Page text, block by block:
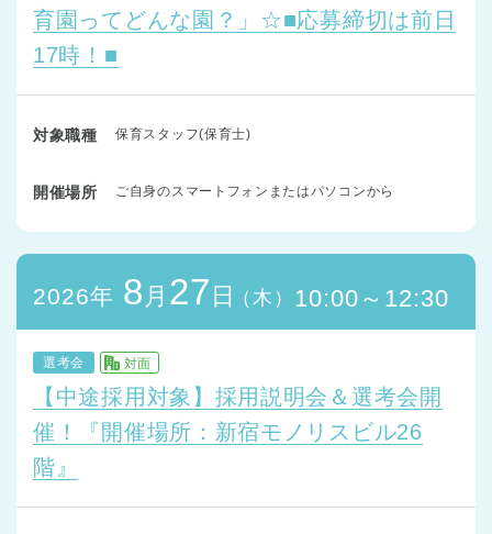
育園ってどんな園？」☆■応募締切は前日
17時！■
対象職種 保育スタッフ(保育士)
開催場所 ご自身のスマートフォンまたはパソコンから
2026年 8 月 27 日 （木） 10:00～12:30
選考会 対面
【中途採用対象】採用説明会＆選考会開
催！『開催場所：新宿モノリスビル26
階』